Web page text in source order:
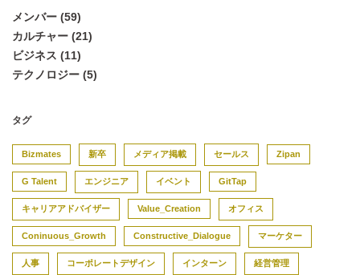
メンバー (59)
カルチャー (21)
ビジネス (11)
テクノロジー (5)
タグ
Bizmates 新卒 メディア掲載 セールス Zipan
G Talent エンジニア イベント GitTap
キャリアアドバイザー Value_Creation オフィス
Coninuous_Growth Constructive_Dialogue マーケター
人事 コーポレートデザイン インターン 経営管理